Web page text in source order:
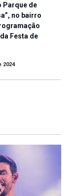
Parque de
no bairro
Festa de
2024